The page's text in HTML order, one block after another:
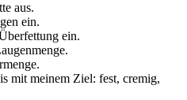
aus.
ein.
ein.
mit meinem Ziel: fest, cremig,